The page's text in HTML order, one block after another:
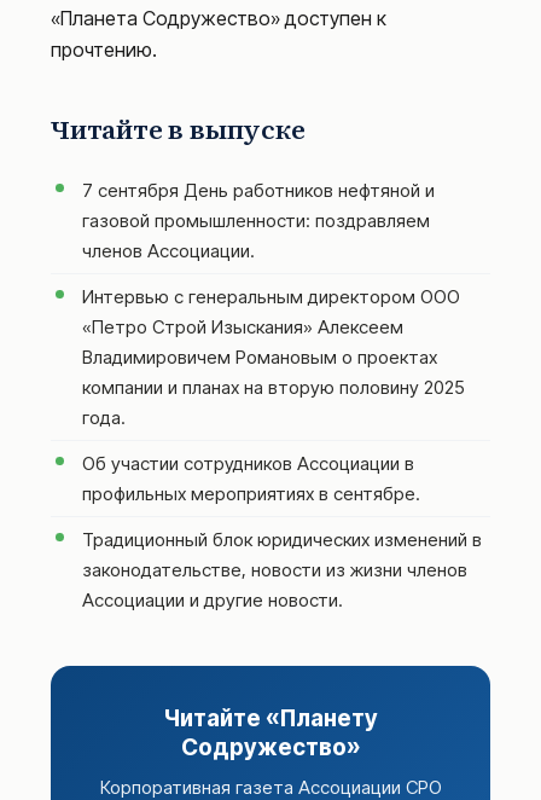
«Планета Содружество» доступен к
прочтению.
Читайте в выпуске
7 сентября День работников нефтяной и
газовой промышленности: поздравляем
членов Ассоциации.
Интервью с генеральным директором ООО
«Петро Строй Изыскания» Алексеем
Владимировичем Романовым о проектах
компании и планах на вторую половину 2025
года.
Об участии сотрудников Ассоциации в
профильных мероприятиях в сентябре.
Традиционный блок юридических изменений в
законодательстве, новости из жизни членов
Ассоциации и другие новости.
Читайте «Планету
Содружество»
Корпоративная газета Ассоциации СРО